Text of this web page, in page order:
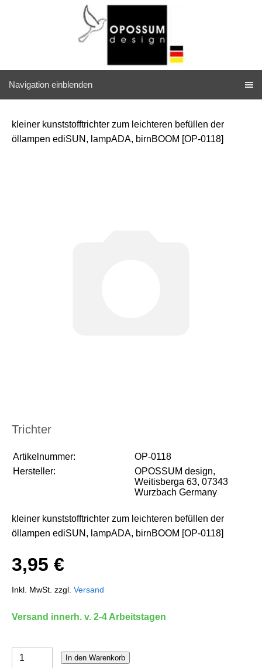
Navigation einblenden
kleiner kunststofftrichter zum leichteren befüllen der
öllampen ediSUN, lampADA, birnBOOM [OP-0118]
Trichter
Artikelnummer:
OP-0118
Hersteller:
OPOSSUM design,
Weitisberga 63, 07343
Wurzbach Germany
kleiner kunststofftrichter zum leichteren befüllen der
öllampen ediSUN, lampADA, birnBOOM [OP-0118]
3,95 €
Inkl. MwSt. zzgl. Versand
Versand innerh. v. 2-4 Arbeitstagen
In den Warenkorb